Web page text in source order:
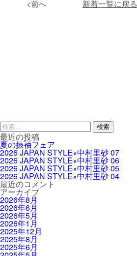
<前へ 新着一覧に戻る
検
索:
最近の投稿
夏の振袖フェア
2026 JAPAN STYLE×中村里砂 07
2026 JAPAN STYLE×中村里砂 06
2026 JAPAN STYLE×中村里砂 05
2026 JAPAN STYLE×中村里砂 04
最近のコメント
アーカイブ
2026年8月
2026年6月
2026年5月
2026年1月
2025年12月
2025年8月
2025年6月